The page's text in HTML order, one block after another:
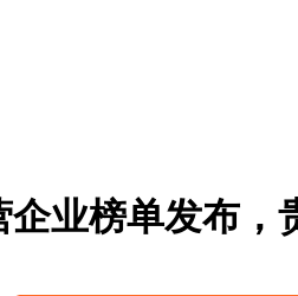
业榜单发布，